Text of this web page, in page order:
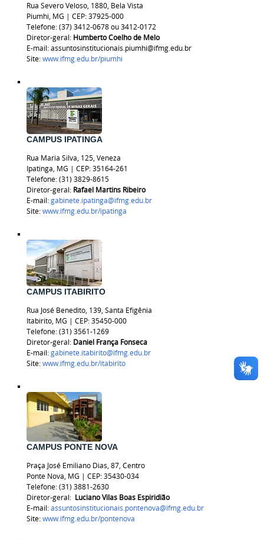
Rua Severo Veloso, 1880, Bela Vista
Piumhi, MG | CEP: 37925-000
Telefone: (37) 3412-0678 ou 3412-0172
Diretor-geral: Humberto Coelho de Melo
E-mail: assuntosinstitucionais.piumhi@ifmg.edu.br
Site:www.ifmg.edu.br/piumhi
CAMPUS IPATINGA
Rua Maria Silva, 125, Veneza
Ipatinga, MG | CEP: 35164-261
Telefone: (31) 3829-8615
Diretor-geral: Rafael Martins Ribeiro
E-mail:gabinete.ipatinga@ifmg.edu.br
Site:www.ifmg.edu.br/ipatinga
CAMPUS ITABIRITO
Rua José Benedito, 139, Santa Efigênia
Itabirito, MG | CEP: 35450-000
Telefone: (31) 3561-1269
Diretor-geral: Daniel França Fonseca
E-mail:gabinete.itabirito@ifmg.edu.br
Site:www.ifmg.edu.br/itabirito
CAMPUS PONTE NOVA
Praça José Emiliano Dias, 87, Centro
Ponte Nova, MG | CEP: 35430-034
Telefone: (31) 3881-2630
Diretor-geral: Luciano Vilas Boas Espiridião
E-mail:assuntosinstitucionais.pontenova@ifmg.edu.br
Site:www.ifmg.edu.br/pontenova